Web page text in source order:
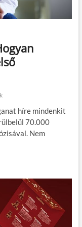
híre mindenkit
70.000
Nem